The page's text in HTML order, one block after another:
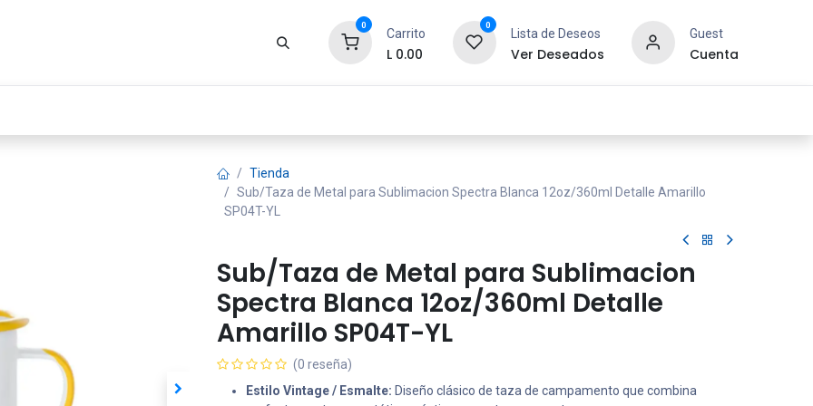
0
Carrito
L 0.00
0
Lista de Deseos
Ver Deseados
Guest
Cuenta
Tienda
Sub/Taza de Metal para Sublimacion Spectra Blanca 12oz/360ml Detalle Amarillo
SP04T-YL
Sub/Taza de Metal para Sublimacion
Spectra Blanca 12oz/360ml Detalle
Amarillo SP04T-YL
(0 reseña)
Estilo Vintage / Esmalte: Diseño clásico de taza de campamento que combina